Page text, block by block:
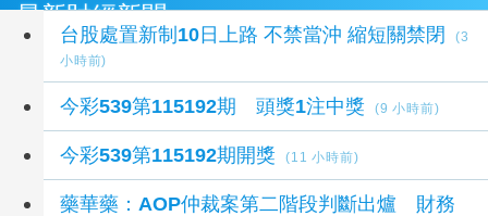
最新財經新聞
台股處置新制10日上路 不禁當沖 縮短關禁閉
(3
小時前)
今彩539第115192期 頭獎1注中獎 (9 小時前)
今彩539第115192期開獎 (11 小時前)
藥華藥：AOP仲裁案第二階段判斷出爐 財務